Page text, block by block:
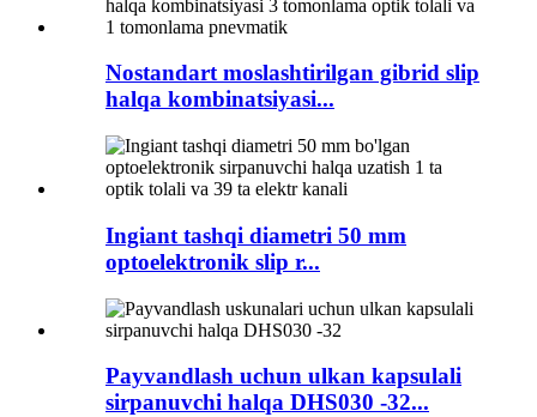
Nostandart moslashtirilgan gibrid slip
halqa kombinatsiyasi...
Ingiant tashqi diametri 50 mm
optoelektronik slip r...
Payvandlash uchun ulkan kapsulali
sirpanuvchi halqa DHS030 -32...